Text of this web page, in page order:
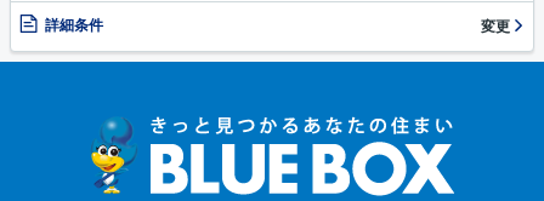
詳細条件 変更